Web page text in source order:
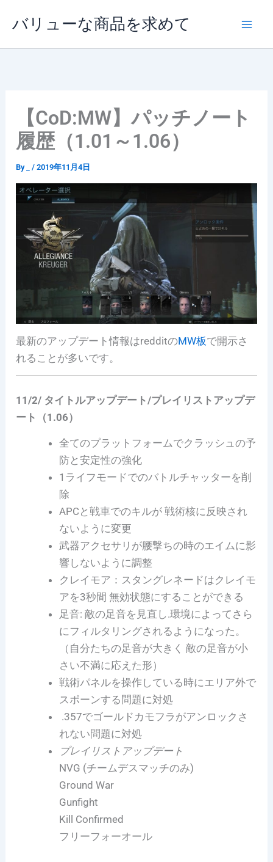
バリューな商品を求めて
【CoD:MW】パッチノート
履歴（1.01～1.06）
By _/2019年11月4日
最新のアップデート情報はredditのMW板で開示さ
れることが多いです。
11/2/ タイトルアップデート/プレイリストアップデ
ート（1.06）
全てのプラットフォームでクラッシュの予
防と安定性の強化
1ライフモードでのバトルチャッターを削
除
APCと戦車でのキルが 戦術核に反映され
ないように変更
武器アクセサリが腰撃ちの時のエイムに影
響しないように調整
クレイモア：スタングレネードはクレイモ
アを3秒間 無効状態にすることができる
足音: 敵の足音を見直し.環境によってさら
にフィルタリングされるようになった。
（自分たちの足音が大きく 敵の足音が小
さい不満に応えた形）
戦術パネルを操作している時にエリア外で
スポーンする問題に対処
.357でゴールドカモフラがアンロックさ
れない問題に対処
プレイリストアップデート
NVG (チームデスマッチのみ)
Ground War
Gunfight
Kill Confirmed
フリーフォーオール